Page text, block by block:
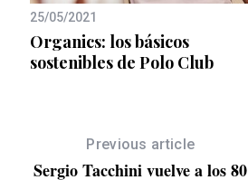
25/05/2021
Organics: los básicos
sostenibles de Polo Club
Previous article
Sergio Tacchini vuelve a los 80